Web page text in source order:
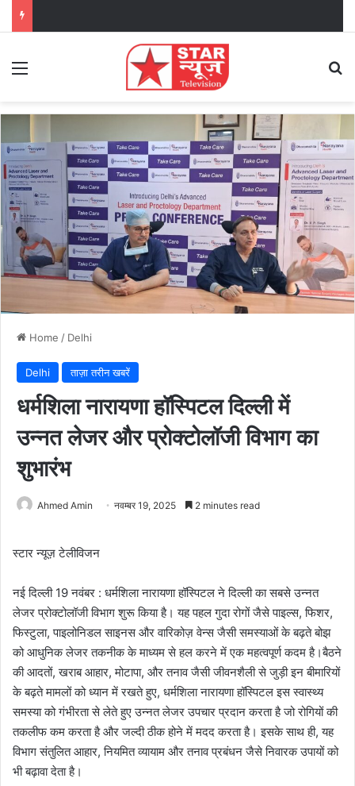
Menu
Home / Delhi
Delhi ताज़ा तरीन खबरें
धर्मशिला नारायणा हॉस्पिटल दिल्ली में
उन्नत लेजर और प्रोक्टोलॉजी विभाग का
शुभारंभ
Ahmed Amin नवम्बर 19, 2025 2 minutes read
स्टार न्यूज़ टेलीविजन
नई दिल्ली 19 नवंबर : धर्मशिला नारायणा हॉस्पिटल ने दिल्ली का सबसे उन्नत
लेजर प्रोक्टोलॉजी विभाग शुरू किया है। यह पहल गुदा रोगों जैसे पाइल्स, फिशर,
फिस्टुला, पाइलोनिडल साइनस और वारिकोज़ वेन्स जैसी समस्याओं के बढ़ते बोझ
को आधुनिक लेजर तकनीक के माध्यम से हल करने में एक महत्वपूर्ण कदम है।बैठने
की आदतों, खराब आहार, मोटापा, और तनाव जैसी जीवनशैली से जुड़ी इन बीमारियों
के बढ़ते मामलों को ध्यान में रखते हुए, धर्मशिला नारायणा हॉस्पिटल इस स्वास्थ्य
समस्या को गंभीरता से लेते हुए उन्नत लेजर उपचार प्रदान करता है जो रोगियों की
तकलीफ कम करता है और जल्दी ठीक होने में मदद करता है। इसके साथ ही, यह
विभाग संतुलित आहार, नियमित व्यायाम और तनाव प्रबंधन जैसे निवारक उपायों को
भी बढ़ावा देता है।